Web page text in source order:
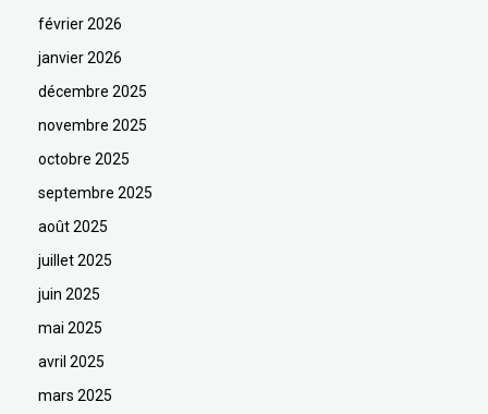
février 2026
janvier 2026
décembre 2025
novembre 2025
octobre 2025
septembre 2025
août 2025
juillet 2025
juin 2025
mai 2025
avril 2025
mars 2025